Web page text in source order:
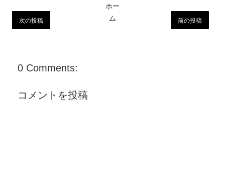
次の投稿 前の投稿
ホー
ム
0 Comments:
コメントを投稿